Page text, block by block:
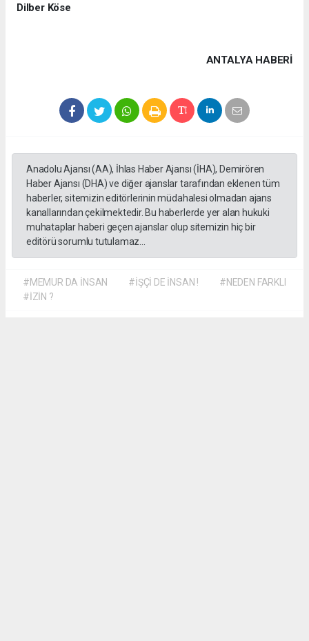
Dilber Köse
ANTALYA HABERİ
Anadolu Ajansı (AA), İhlas Haber Ajansı (İHA), Demirören
Haber Ajansı (DHA) ve diğer ajanslar tarafından eklenen tüm
haberler, sitemizin editörlerinin müdahalesi olmadan ajans
kanallarından çekilmektedir. Bu haberlerde yer alan hukuki
muhataplar haberi geçen ajanslar olup sitemizin hiç bir
editörü sorumlu tutulamaz...
#MEMUR DA İNSAN #İŞÇİ DE İNSAN !
#NEDEN FARKLI
#İZİN ?